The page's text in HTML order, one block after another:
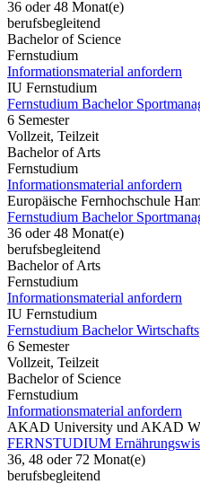
36 oder 48 Monat(e)
berufsbegleitend
Bachelor of Science
Fernstudium
Informationsmaterial anfordern
IU Fernstudium
Fernstudium Bachelor
6 Semester
Vollzeit, Teilzeit
Bachelor of Arts
Fernstudium
Informationsmaterial anfordern
Europäische Fernhochschule
Fernstudium Bachelor
36 oder 48 Monat(e)
berufsbegleitend
Bachelor of Arts
Fernstudium
Informationsmaterial anfordern
IU Fernstudium
Fernstudium Bachelor
6 Semester
Vollzeit, Teilzeit
Bachelor of Science
Fernstudium
Informationsmaterial anfordern
AKAD University und AKAD
FERNSTUDIUM
36, 48 oder 72 Monat(e)
berufsbegleitend